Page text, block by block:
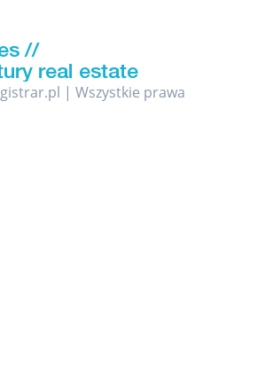
| Wszystkie prawa